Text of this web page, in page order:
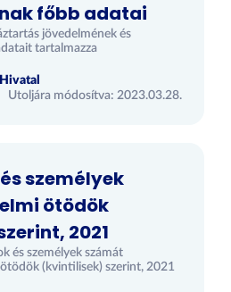
főbb adatai
jövedelmének és
tartalmazza
Utoljára módosítva: 2023.03.28.
személyek
ötödök
2021
és személyek számát
(kvintilisek) szerint, 2021